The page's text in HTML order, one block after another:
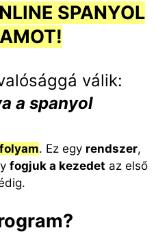
SPANYOL
válik:
a spanyol
. Ez egy rendszer,
fogjuk a kezedet az első